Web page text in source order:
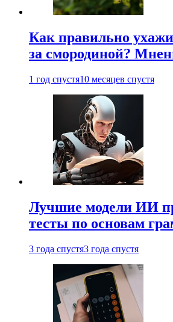
Как правильно
за смородиной?
1 год спустя10 месяцев спустя
Лучшие модели ИИ
тесты по основам
3 года спустя3 года спустя